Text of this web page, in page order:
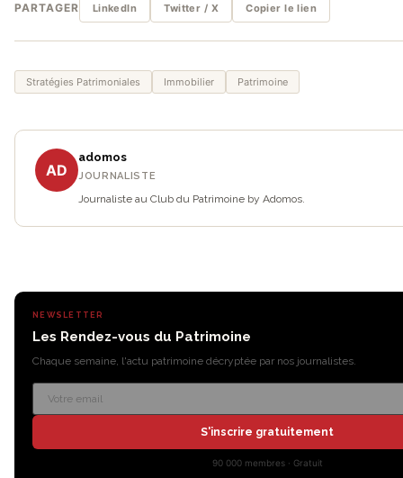
PARTAGER LinkedIn Twitter / X Copier le lien
Stratégies Patrimoniales Immobilier Patrimoine
AD
adomos
JOURNALISTE
Journaliste au Club du Patrimoine by Adomos.
NEWSLETTER
Les Rendez-vous du Patrimoine
Chaque semaine, l'actu patrimoine décryptée par nos journalistes.
S'inscrire gratuitement
90 000 membres · Gratuit